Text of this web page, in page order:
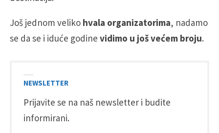
Još jednom veliko hvala organizatorima, nadamo
se da se i iduće godine vidimo u još većem broju.
NEWSLETTER
Prijavite se na naš newsletter i budite
informirani.